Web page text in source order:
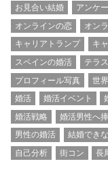
お見合い結婚
アンケ
オンラインの恋
オン
キャリアトランプ
キ
スペインの婚活
テラ
プロフィール写真
世
婚活
婚活イベント
婚活戦略
婚活男性へ
男性の婚活
結婚でき
自己分析
街コン 長